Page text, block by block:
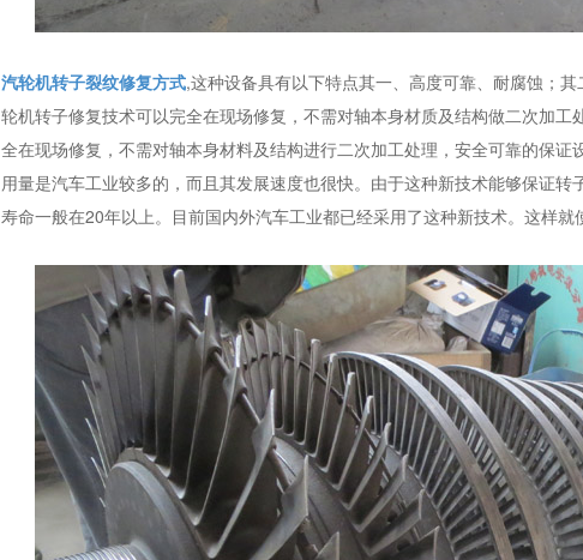
汽轮机转子裂纹修复方式,这种设备具有以下特点其一、高度可靠、耐腐蚀；
轮机转子修复技术可以完全在现场修复，不需对轴本身材质及结构做二次加
全在现场修复，不需对轴本身材料及结构进行二次加工处理，安全可靠的保
用量是汽车工业较多的，而且其发展速度也很快。由于这种新技术能够保证
寿命一般在20年以上。目前国内外汽车工业都已经采用了这种新技术。这样就